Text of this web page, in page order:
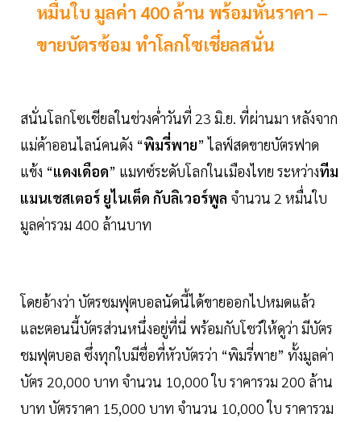
หมื่นใบ มูลค่า 400 ล้าน พร้อมหั่นราคา –
ขายบัตรซ้อม ทำโลกโซเชี่ยลสนั่น
สนั่นโลกโซเชียลในช่วงค่ำวันที่ 23 มิ.ย. ที่ผ่านมา หลังจาก
แม่ค้าออนไลน์คนดัง “พิมรี่พาย” ไลฟ์สดขายบัตรฟาด
แข้ง “แดงเดือด” แมทซ์ระดับโลกในเมืองไทย ระหว่างทีม
แมนเชสเตอร์ ยูไนเต็ด กับลิเวอร์พูล จำนวน 2 หมื่นใบ
มูลค่ารวม 400 ล้านบาท
โดยอ้างว่า บัตรชมฟุตบอลนัดนี้ได้ขายออกไปหมดแล้ว
และตอนนี้บัตรส่วนหนึ่งอยู่ที่นี่ พร้อมกับโชว์ให้ดูว่า มีบัตร
ชมฟุตบอล ซึ่งทุกใบมีชื่อที่หัวบัตรว่า “พิมรี่พาย” ทั้งมูลค่า
บัตร 20,000 บาท จำนวน 10,000 ใบ ราคารวม 200 ล้าน
บาท บัตรราคา 15,000 บาท จำนวน 10,000 ใบ ราคารวม